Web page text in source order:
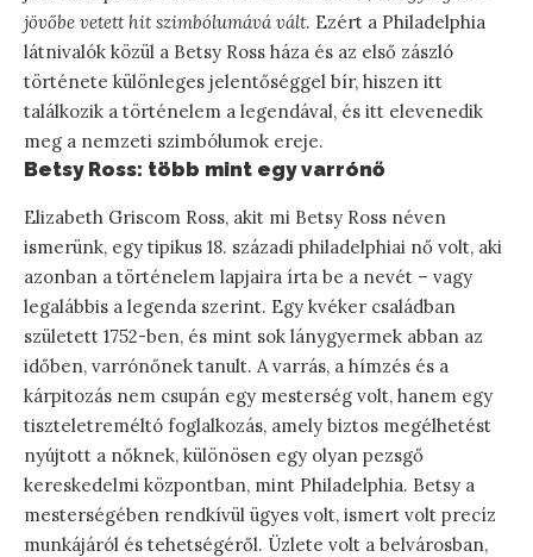
jövőbe vetett hit szimbólumává vált. Ezért a Philadelphia
látnivalók közül a Betsy Ross háza és az első zászló
története különleges jelentőséggel bír, hiszen itt
találkozik a történelem a legendával, és itt elevenedik
meg a nemzeti szimbólumok ereje.
Betsy Ross: több mint egy varrónő
Elizabeth Griscom Ross, akit mi Betsy Ross néven
ismerünk, egy tipikus 18. századi philadelphiai nő volt, aki
azonban a történelem lapjaira írta be a nevét – vagy
legalábbis a legenda szerint. Egy kvéker családban
született 1752-ben, és mint sok lánygyermek abban az
időben, varrónőnek tanult. A varrás, a hímzés és a
kárpitozás nem csupán egy mesterség volt, hanem egy
tiszteletreméltó foglalkozás, amely biztos megélhetést
nyújtott a nőknek, különösen egy olyan pezsgő
kereskedelmi központban, mint Philadelphia. Betsy a
mesterségében rendkívül ügyes volt, ismert volt precíz
munkájáról és tehetségéről. Üzlete volt a belvárosban,